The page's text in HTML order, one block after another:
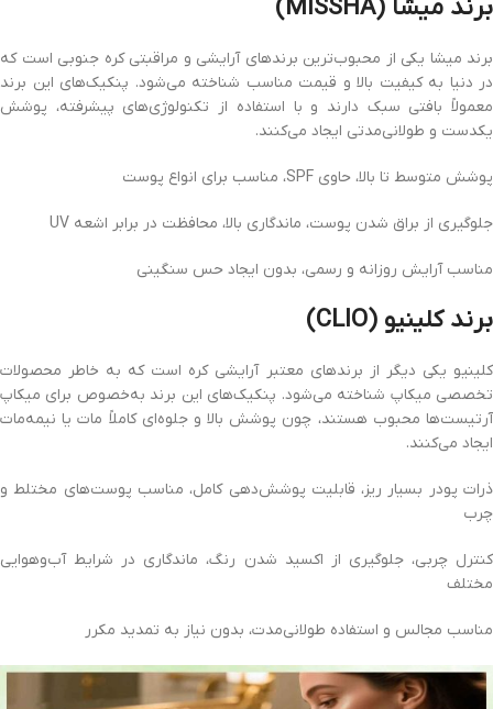
برند میشا (MISSHA)
برند میشا یکی از محبوب‌ترین برندهای آرایشی و مراقبتی کره جنوبی است که
در دنیا به کیفیت بالا و قیمت مناسب شناخته می‌شود. پنکیک‌های این برند
معمولاً بافتی سبک دارند و با استفاده از تکنولوژی‌های پیشرفته، پوشش
یکدست و طولانی‌مدتی ایجاد می‌کنند.
پوشش متوسط تا بالا، حاوی SPF، مناسب برای انواع پوست
جلوگیری از براق شدن پوست، ماندگاری بالا، محافظت در برابر اشعه UV
مناسب آرایش روزانه و رسمی، بدون ایجاد حس سنگینی
برند کلینیو (CLIO)
کلینیو یکی دیگر از برندهای معتبر آرایشی کره است که به خاطر محصولات
تخصصی میکاپ شناخته می‌شود. پنکیک‌های این برند به‌خصوص برای میکاپ
آرتیست‌ها محبوب هستند، چون پوشش بالا و جلوه‌ای کاملاً مات یا نیمه‌مات
ایجاد می‌کنند.
ذرات پودر بسیار ریز، قابلیت پوشش‌دهی کامل، مناسب پوست‌های مختلط و
چرب
کنترل چربی، جلوگیری از اکسید شدن رنگ، ماندگاری در شرایط آب‌وهوایی
مختلف
مناسب مجالس و استفاده طولانی‌مدت، بدون نیاز به تمدید مکرر